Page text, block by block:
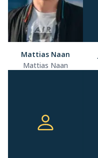
Mattias Naan
Mattias Naan